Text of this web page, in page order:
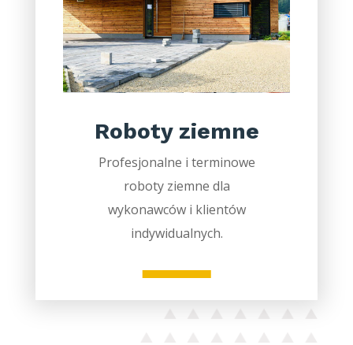
Roboty ziemne
Profesjonalne i terminowe
roboty ziemne dla
wykonawców i klientów
indywidualnych.